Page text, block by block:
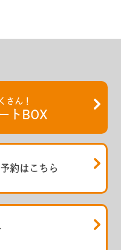
さん！
トBOX
約はこちら